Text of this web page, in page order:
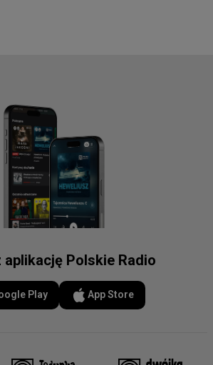
aplikację Polskie Radio
Play App Store